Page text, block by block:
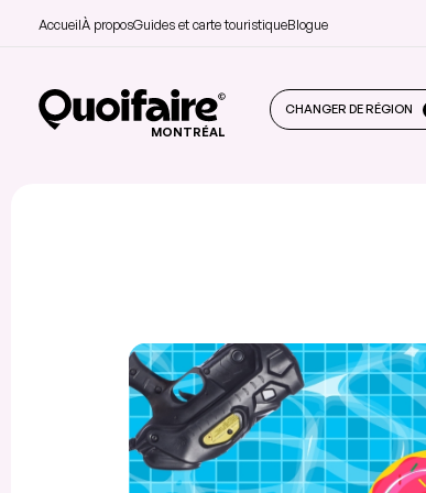
AccueilÀ proposGuides et carte touristiqueBlogue
MONTRÉAL
CHANGER DE RÉGION